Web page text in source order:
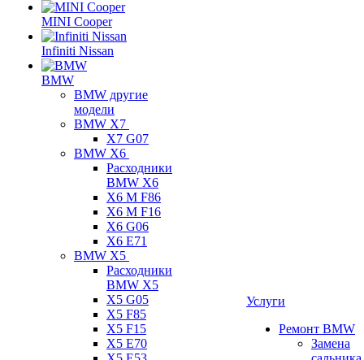
MINI Cooper
Infiniti Nissan
BMW
BMW другие
модели
BMW X7
X7 G07
BMW X6
Расходники
BMW X6
X6 M F86
X6 M F16
X6 G06
X6 E71
BMW X5
Расходники
BMW X5
X5 G05
X5 F85
X5 F15
X5 E70
Услуги
Ремонт BMW
Замена